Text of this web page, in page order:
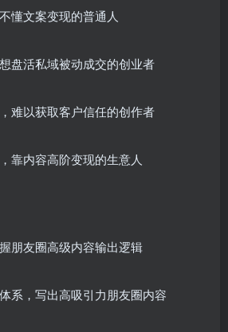
懂文案变现的普通人
盘活私域被动成交的创业者
难以获取客户信任的创作者
靠内容高阶变现的生意人
朋友圈高级内容输出逻辑
系，写出高吸引力朋友圈内容